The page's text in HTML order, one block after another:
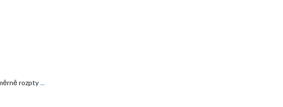
rozpty...